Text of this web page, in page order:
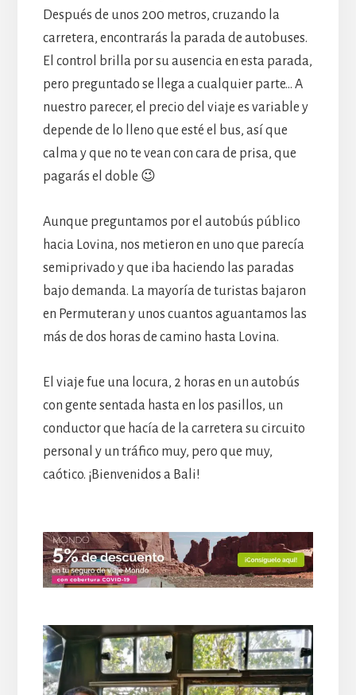
Después de unos 200 metros, cruzando la
carretera, encontrarás la parada de autobuses.
El control brilla por su ausencia en esta parada,
pero preguntado se llega a cualquier parte… A
nuestro parecer, el precio del viaje es variable y
depende de lo lleno que esté el bus, así que
calma y que no te vean con cara de prisa, que
pagarás el doble 😉
Aunque preguntamos por el autobús público
hacia Lovina, nos metieron en uno que parecía
semiprivado y que iba haciendo las paradas
bajo demanda. La mayoría de turistas bajaron
en Permuteran y unos cuantos aguantamos las
más de dos horas de camino hasta Lovina.
El viaje fue una locura, 2 horas en un autobús
con gente sentada hasta en los pasillos, un
conductor que hacía de la carretera su circuito
personal y un tráfico muy, pero que muy,
caótico. ¡Bienvenidos a Bali!